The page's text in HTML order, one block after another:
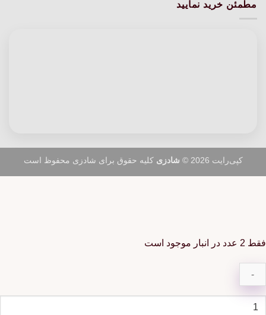
مطمئن خرید نمایید
کپی‌رایت 2026 © شادزی کلیه حقوق برای شادزی محفوظ است
فقط 2 عدد در انبار موجود است
ریسه